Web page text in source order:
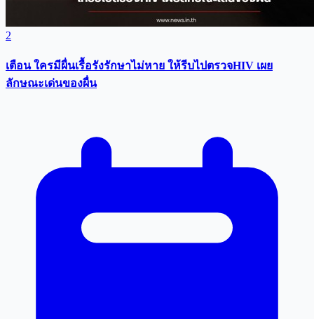
2
เตือน ใครมีผื่นเรื้อรังรักษาไม่หาย ให้รีบไปตรวจHIV เผย
ลักษณะเด่นของผื่น